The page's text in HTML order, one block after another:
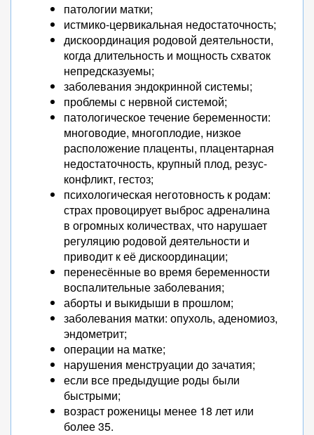
патологии матки;
истмико-цервикальная недостаточность;
дискоординация родовой деятельности,
когда длительность и мощность схваток
непредсказуемы;
заболевания эндокринной системы;
проблемы с нервной системой;
патологическое течение беременности:
многоводие, многоплодие, низкое
расположение плаценты, плацентарная
недостаточность, крупный плод, резус-
конфликт, гестоз;
психологическая неготовность к родам:
страх провоцирует выброс адреналина
в огромных количествах, что нарушает
регуляцию родовой деятельности и
приводит к её дискоординации;
перенесённые во время беременности
воспалительные заболевания;
аборты и выкидыши в прошлом;
заболевания матки: опухоль, аденомиоз,
эндометрит;
операции на матке;
нарушения менструации до зачатия;
если все предыдущие роды были
быстрыми;
возраст роженицы менее 18 лет или
более 35.